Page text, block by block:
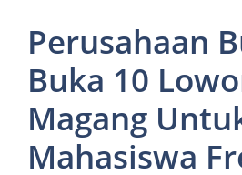
Perusahaan
Buka 10
Magang
Mahasiswa